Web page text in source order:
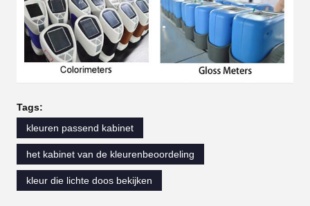
Tags:
kleuren passend kabinet
het kabinet van de kleurenbeoordeling
kleur die lichte doos bekijken